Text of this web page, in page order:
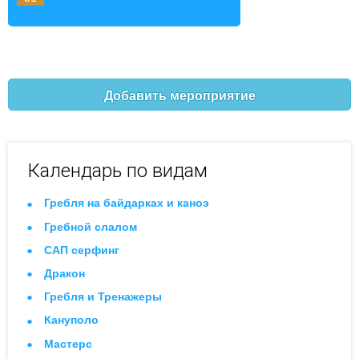
Добавить мероприятие
Календарь по видам
Гребля на байдарках и каноэ
Гребной слалом
САП серфинг
Дракон
Гребля и Тренажеры
Кануполо
Мастерс